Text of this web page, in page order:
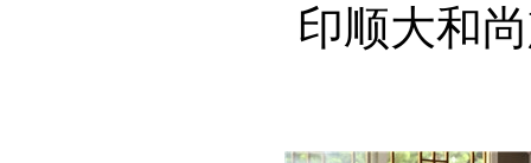
印顺大和尚